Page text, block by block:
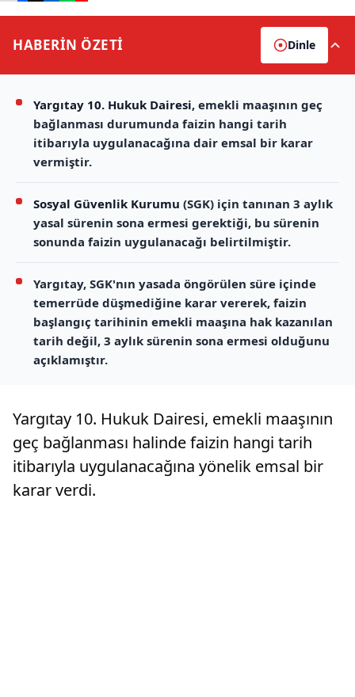
HABERİN ÖZETİ Dinle
Yargıtay 10. Hukuk Dairesi, emekli maaşının geç
bağlanması durumunda faizin hangi tarih
itibarıyla uygulanacağına dair emsal bir karar
vermiştir.
Sosyal Güvenlik Kurumu (SGK) için tanınan 3 aylık
yasal sürenin sona ermesi gerektiği, bu sürenin
sonunda faizin uygulanacağı belirtilmiştir.
Yargıtay, SGK'nın yasada öngörülen süre içinde
temerrüde düşmediğine karar vererek, faizin
başlangıç tarihinin emekli maaşına hak kazanılan
tarih değil, 3 aylık sürenin sona ermesi olduğunu
açıklamıştır.
Yargıtay 10. Hukuk Dairesi, emekli maaşının
geç bağlanması halinde faizin hangi tarih
itibarıyla uygulanacağına yönelik emsal bir
karar verdi.